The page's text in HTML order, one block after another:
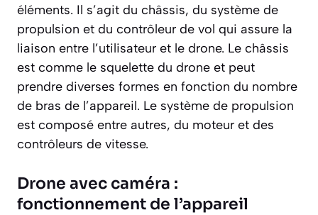
éléments. Il s’agit du châssis, du système de
propulsion et du contrôleur de vol qui assure la
liaison entre l’utilisateur et le drone. Le châssis
est comme le squelette du drone et peut
prendre diverses formes en fonction du nombre
de bras de l’appareil. Le système de propulsion
est composé entre autres, du moteur et des
contrôleurs de vitesse.
Drone avec caméra :
fonctionnement de l’appareil